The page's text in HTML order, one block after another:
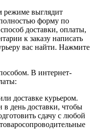
режиме выглядит
форму по
доставки, оплаты,
к заказу написать
вас найти. Нажмите
В интернет-
доставке курьером.
в день доставки, чтобы
сдачу с любой